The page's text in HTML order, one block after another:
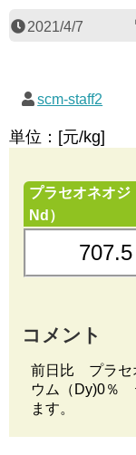
2021/4/7
scm-staff2
単位：[元/kg]
プラセオネオジ
Nd）
707.5
コメント
前日比 プラセ
ウム（Dy)0％
ます。